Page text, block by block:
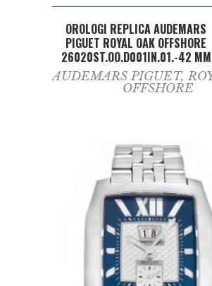
ADD TO CART
OROLOGI REPLICA AUDEMARS
PIGUET ROYAL OAK OFFSHORE
26020ST.OO.D001IN.01.-42 MM
AUDEMARS PIGUET,
OFFSHORE